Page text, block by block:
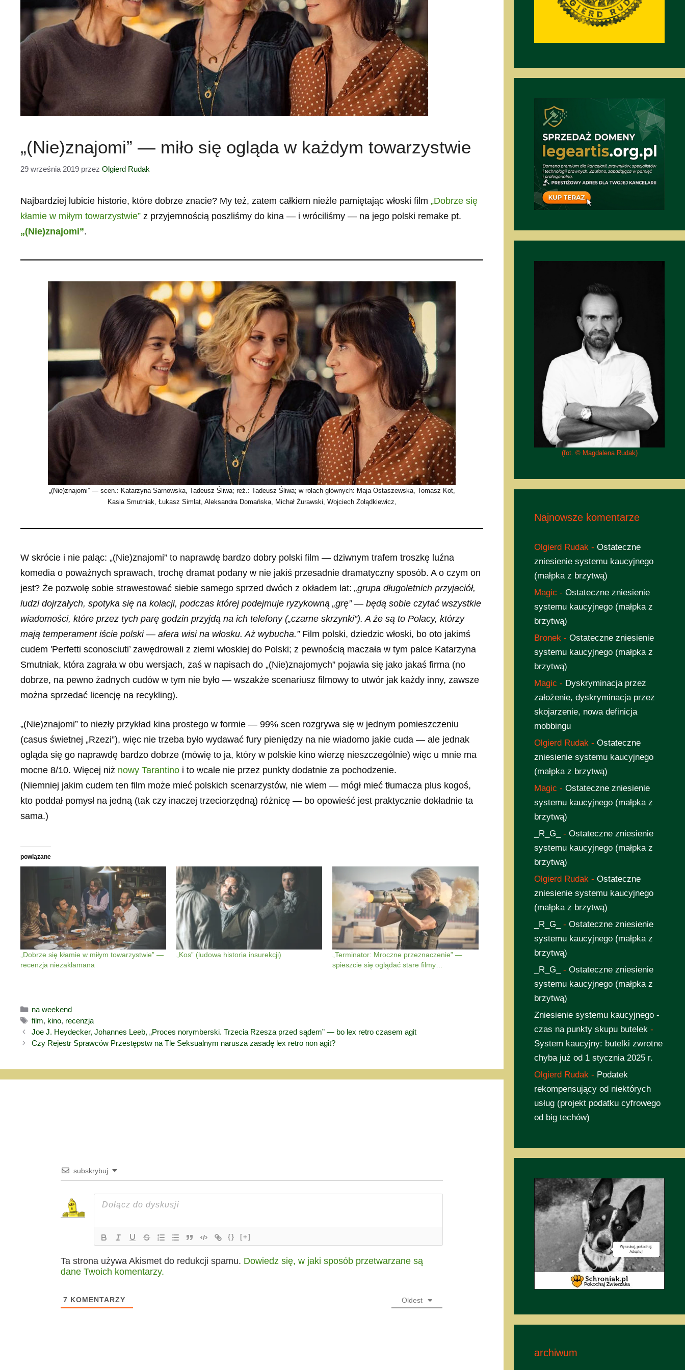
„(Nie)znajomi” — miło się ogląda w każdym towarzystwie
29 września 2019 przez Olgierd Rudak
Najbardziej lubicie historie, które dobrze znacie? My też, zatem całkiem nieźle pamiętając włoski film „Dobrze się
kłamie w miłym towarzystwie” z przyjemnością poszliśmy do kina — i wróciliśmy — na jego polski remake pt.
„(Nie)znajomi”.
„(Nie)znajomi” — scen.: Katarzyna Sarnowska, Tadeusz Śliwa; reż.: Tadeusz Śliwa; w rolach głównych: Maja Ostaszewska, Tomasz Kot,
Kasia Smutniak, Łukasz Simlat, Aleksandra Domańska, Michał Żurawski, Wojciech Żołądkiewicz,
W skrócie i nie paląc: „(Nie)znajomi” to naprawdę bardzo dobry polski film — dziwnym trafem troszkę luźna
komedia o poważnych sprawach, trochę dramat podany w nie jakiś przesadnie dramatyczny sposób. A o czym on
jest? Że pozwolę sobie strawestować siebie samego sprzed dwóch z okładem lat: „grupa długoletnich przyjaciół,
ludzi dojrzałych, spotyka się na kolacji, podczas której podejmuje ryzykowną „grę” — będą sobie czytać wszystkie
wiadomości, które przez tych parę godzin przyjdą na ich telefony („czarne skrzynki”). A że są to Polacy, którzy
mają temperament iście polski — afera wisi na włosku. Aż wybucha.” Film polski, dziedzic włoski, bo oto jakimś
cudem 'Perfetti sconosciuti’ zawędrowali z ziemi włoskiej do Polski; z pewnością maczała w tym palce Katarzyna
Smutniak, która zagrała w obu wersjach, zaś w napisach do „(Nie)znajomych” pojawia się jako jakaś firma (no
dobrze, na pewno żadnych cudów w tym nie było — wszakże scenariusz filmowy to utwór jak każdy inny, zawsze
można sprzedać licencję na recykling).
„(Nie)znajomi” to niezły przykład kina prostego w formie — 99% scen rozgrywa się w jednym pomieszczeniu
(casus świetnej „Rzezi”), więc nie trzeba było wydawać fury pieniędzy na nie wiadomo jakie cuda — ale jednak
ogląda się go naprawdę bardzo dobrze (mówię to ja, który w polskie kino wierzę nieszczególnie) więc u mnie ma
mocne 8/10. Więcej niż nowy Tarantino i to wcale nie przez punkty dodatnie za pochodzenie.
(Niemniej jakim cudem ten film może mieć polskich scenarzystów, nie wiem — mógł mieć tłumacza plus kogoś,
kto poddał pomysł na jedną (tak czy inaczej trzeciorzędną) różnicę — bo opowieść jest praktycznie dokładnie ta
sama.)
powiązane
„Dobrze się kłamie w miłym towarzystwie” —
recenzja niezakłamana
„Kos” (ludowa historia insurekcji)
„Terminator: Mroczne przeznaczenie” —
spieszcie się oglądać stare filmy…
Kategorie
na weekend
Tagi
film, kino, recenzja
Joe J. Heydecker, Johannes Leeb, „Proces norymberski. Trzecia Rzesza przed sądem” — bo lex retro czasem agit
Czy Rejestr Sprawców Przestępstw na Tle Seksualnym narusza zasadę lex retro non agit?
subskrybuj
{} [+]
Ta strona używa Akismet do redukcji spamu. Dowiedz się, w jaki sposób przetwarzane są
dane Twoich komentarzy.
7 KOMENTARZY Oldest
(fot. © Magdalena Rudak)
Najnowsze komentarze
Olgierd Rudak - Ostateczne
zniesienie systemu kaucyjnego
(małpka z brzytwą)
Magic - Ostateczne zniesienie
systemu kaucyjnego (małpka z
brzytwą)
Bronek - Ostateczne zniesienie
systemu kaucyjnego (małpka z
brzytwą)
Magic - Dyskryminacja przez
założenie, dyskryminacja przez
skojarzenie, nowa definicja
mobbingu
Olgierd Rudak - Ostateczne
zniesienie systemu kaucyjnego
(małpka z brzytwą)
Magic - Ostateczne zniesienie
systemu kaucyjnego (małpka z
brzytwą)
_R_G_
- Ostateczne zniesienie
systemu kaucyjnego (małpka z
brzytwą)
Olgierd Rudak - Ostateczne
zniesienie systemu kaucyjnego
(małpka z brzytwą)
_R_G_
- Ostateczne zniesienie
systemu kaucyjnego (małpka z
brzytwą)
_R_G_
- Ostateczne zniesienie
systemu kaucyjnego (małpka z
brzytwą)
Zniesienie systemu kaucyjnego -
czas na punkty skupu butelek -
System kaucyjny: butelki zwrotne
chyba już od 1 stycznia 2025 r.
Olgierd Rudak - Podatek
rekompensujący od niektórych
usług (projekt podatku cyfrowego
od big techów)
archiwum